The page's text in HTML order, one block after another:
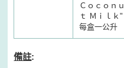
Ｃｏｃｏｎｕ
ｔ Ｍｉｌｋ"
每盒一公升
備註: